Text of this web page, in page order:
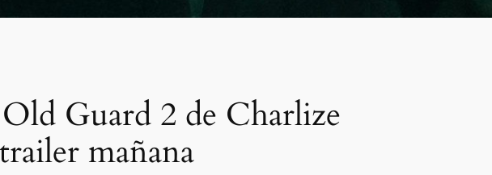
Guard 2 de Charlize
mañana